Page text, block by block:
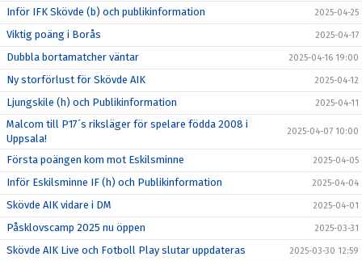
Inför IFK Skövde (b) och publikinformation 2025-04-25
Viktig poäng i Borås 2025-04-17
Dubbla bortamatcher väntar 2025-04-16 19:00
Ny storförlust för Skövde AIK 2025-04-12
Ljungskile (h) och Publikinformation 2025-04-11
Malcom till P17´s riksläger för spelare födda 2008 i
Uppsala!
2025-04-07 10:00
Första poängen kom mot Eskilsminne 2025-04-05
Inför Eskilsminne IF (h) och Publikinformation 2025-04-04
Skövde AIK vidare i DM 2025-04-01
Påsklovscamp 2025 nu öppen 2025-03-31
Skövde AIK Live och Fotboll Play slutar uppdateras 2025-03-30 12:59